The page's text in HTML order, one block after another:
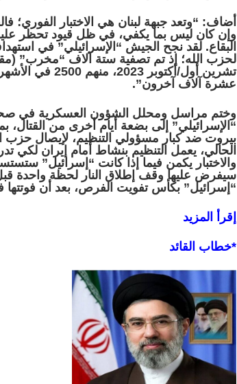
أضاف: “وتعد جبهة لبنان هي الاختبار
وإن كان ليس بما يكفي، في ظل قيود تحظر
البقاع. لقد نجح الجيش “الإسرائيلي” في
تشرين أول/
عشرة آلاف آخرون”.
وختم مراسل ومحلل الشؤون العسكرية في
“الإسرائيلي” إلى بضعة أيام أخرى من القتال،
بيروت ضد كبار مسؤولي التنظيم، لإيصال حزب
الحالي، يعمل التنظيم بنشاط أمام إيران لكي
والاختبار يكمن فيما إذا كانت “إسرائيل”
سيفرض عليها وقف إطلاق النار لحظة واحدة
“إسرائيل” بكأس تفويت الفرص، بعد أن فوتتها في
إقرأ المزيد
*خطاب القائد